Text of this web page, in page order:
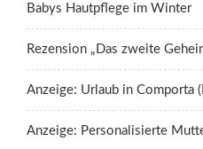
Babys Hautpflege im Winter
Rezension „Das zweite
Anzeige: Urlaub in Comporta
Anzeige: Personalisierte